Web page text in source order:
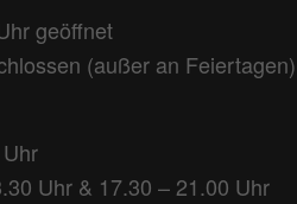
geöffnet
(außer an Feiertagen)
Uhr & 17.30 – 21.00 Uhr